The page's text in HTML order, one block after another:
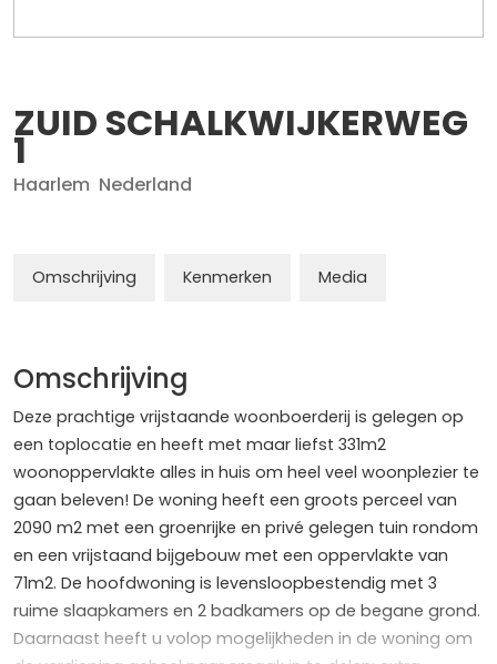
ZUID SCHALKWIJKERWEG
1
Haarlem Nederland
Omschrijving Kenmerken Media
Omschrijving
Deze prachtige vrijstaande woonboerderij is gelegen op
een toplocatie en heeft met maar liefst 331m2
woonoppervlakte alles in huis om heel veel woonplezier te
gaan beleven! De woning heeft een groots perceel van
2090 m2 met een groenrijke en privé gelegen tuin rondom
en een vrijstaand bijgebouw met een oppervlakte van
71m2. De hoofdwoning is levensloopbestendig met 3
ruime slaapkamers en 2 badkamers op de begane grond.
Daarnaast heeft u volop mogelijkheden in de woning om